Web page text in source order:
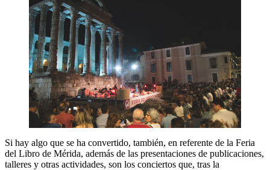
Si hay algo que se ha convertido, también, en referente de la Feria
del Libro de Mérida, además de las presentaciones de publicaciones,
talleres y otras actividades, son los conciertos que, tras la